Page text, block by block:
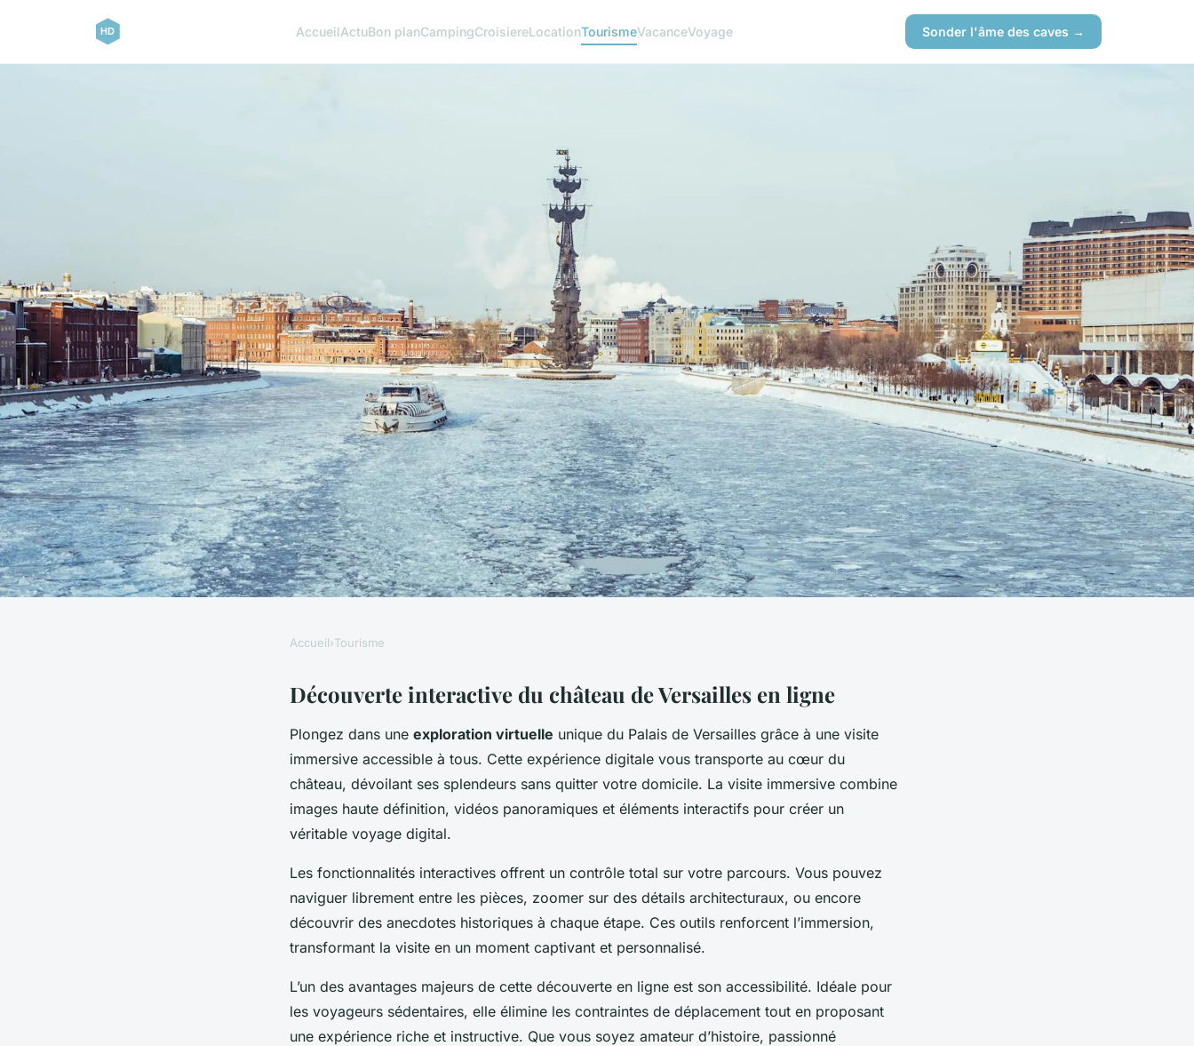
AccueilActuBon planCampingCroisiereLocationTourismeVacanceVoyage Sonder l'âme des caves →
Exploration Virtuelle Engagée du
Palais de Versailles : Une Aventure
Digitale pour les Voyageurs
Accueil›Tourisme
Découverte interactive du château de Versailles en ligne
Plongez dans une exploration virtuelle unique du Palais de Versailles grâce à une visite
immersive accessible à tous. Cette expérience digitale vous transporte au cœur du
château, dévoilant ses splendeurs sans quitter votre domicile. La visite immersive combine
images haute définition, vidéos panoramiques et éléments interactifs pour créer un
véritable voyage digital.
Les fonctionnalités interactives offrent un contrôle total sur votre parcours. Vous pouvez
naviguer librement entre les pièces, zoomer sur des détails architecturaux, ou encore
découvrir des anecdotes historiques à chaque étape. Ces outils renforcent l’immersion,
transformant la visite en un moment captivant et personnalisé.
L’un des avantages majeurs de cette découverte en ligne est son accessibilité. Idéale pour
les voyageurs sédentaires, elle élimine les contraintes de déplacement tout en proposant
une expérience riche et instructive. Que vous soyez amateur d’histoire, passionné